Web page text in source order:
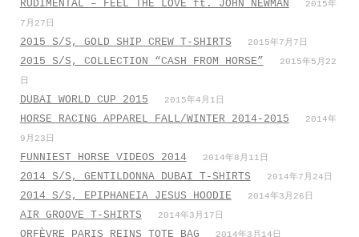
RUDIMENTAL – FEEL THE LOVE ft. JOHN NEWMAN
2015年
7月27日
2015 S/S, GOLD SHIP CREW T-SHIRTS 2015年7月7日
2015 S/S, COLLECTION “CASH FROM HORSE”
2015年5月22
日
DUBAI WORLD CUP 2015 2015年4月1日
HORSE RACING APPAREL FALL/WINTER 2014-2015
2014年
9月23日
FUNNIEST HORSE VIDEOS 2014 2014年8月11日
2014 S/S, GENTILDONNA DUBAI T-SHIRTS 2014年7月24日
2014 S/S, EPIPHANEIA JESUS HOODIE 2014年3月26日
AIR GROOVE T-SHIRTS 2014年3月17日
ORFÈVRE PARIS REINS TOTE BAG 2014年3月14日